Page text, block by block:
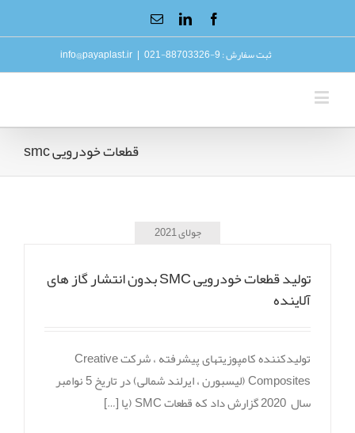
ثبت سفارش : 9-88703326-021 |
info@payaplast.ir
قطعات خودرویی smc
جولای 2021
تولید قطعات خودرویی SMC بدون انتشار گاز های
آلاینده
تولید­­کننده کامپوزیت­های پیشرفته ، شرکت Creative
Composites (لیسبورن ، ایرلند شمالی) در تاریخ 5 نوامبر
سال 2020 گزارش داد که قطعات SMC (یا […]